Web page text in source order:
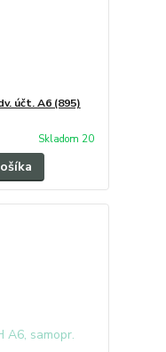
účt. A6 (895)
Skladom 20